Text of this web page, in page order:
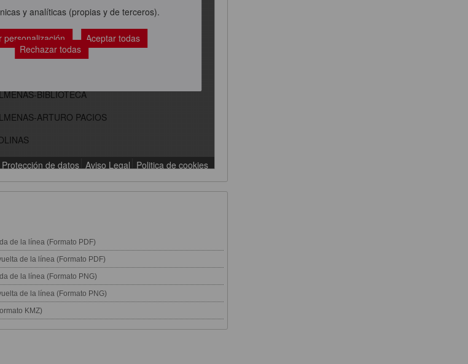
de la línea (Formato PDF)
de la línea (Formato PDF)
de la línea (Formato PNG)
de la línea (Formato PNG)
KMZ)